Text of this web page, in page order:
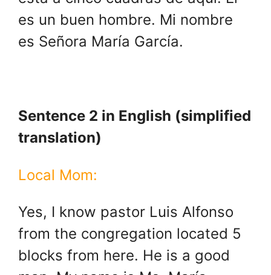
es un buen hombre. Mi nombre
es Señora María García.
Sentence 2 in English (simplified
translation)
Local Mom:
Yes, I know pastor Luis Alfonso
from the congregation located 5
blocks from here. He is a good